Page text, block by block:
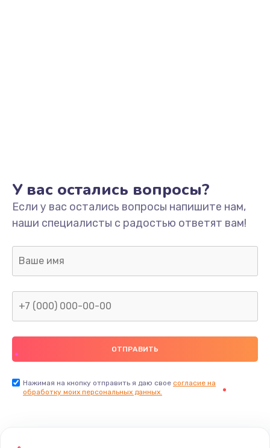
У вас остались вопросы?
Если у вас остались вопросы напишите нам,
наши специалисты с радостью ответят вам!
Нажимая на кнопку отправить я даю свое согласие на
обработку моих персональных данных.